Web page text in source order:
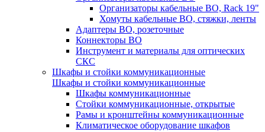
Организаторы кабельные ВО, Rack 19"
Хомуты кабельные ВО, стяжки, ленты
Адаптеры ВО, розеточные
Коннекторы ВО
Инструмент и материалы для оптических
СКС
Шкафы и стойки коммуникационные
Шкафы и стойки коммуникационные
Шкафы коммуникационные
Стойки коммуникационные, открытые
Рамы и кронштейны коммуникационные
Климатическое оборудование шкафов